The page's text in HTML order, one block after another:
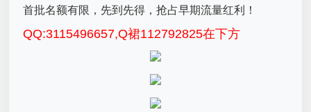
首批名额有限，先到先得，抢占早期流量红利！
QQ:3115496657,Q裙112792825在下方